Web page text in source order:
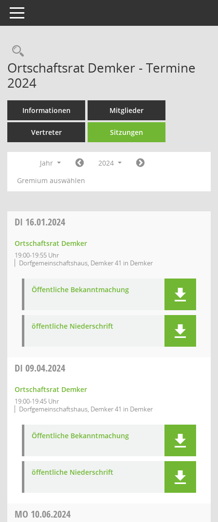
Toggle navigation
Rechercheauswahl
Ortschaftsrat Demker - Termine
2024
Informationen Mitglieder
Vertreter Sitzungen
Jahr
2024
Gremium auswählen
DI 16.01.2024
Ortschaftsrat Demker
19:00-19:55 Uhr
Dorfgemeinschaftshaus, Demker 41 in Demker
Öffentliche Bekanntmachung
öffentliche Niederschrift
DI 09.04.2024
Ortschaftsrat Demker
19:00-19:45 Uhr
Dorfgemeinschaftshaus, Demker 41 in Demker
Öffentliche Bekanntmachung
öffentliche Niederschrift
MO 10.06.2024